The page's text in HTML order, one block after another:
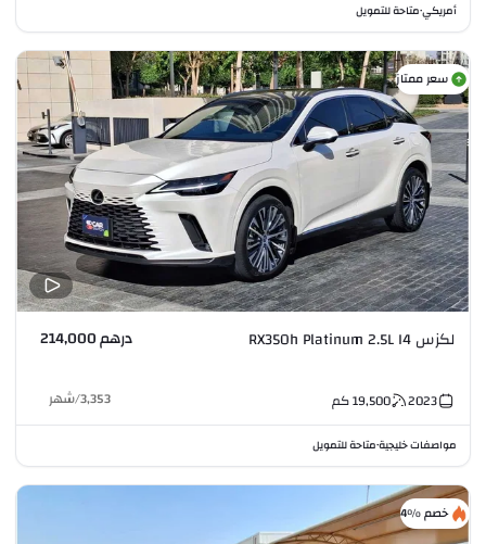
أمريكي•متاحة للتمويل
سعر ممتاز
لكزس RX350h Platinum 2.5L I4 درهم 214,000
2023
19,500كم 3,353
/شهر
مواصفات خليجية•متاحة للتمويل
خصم %4